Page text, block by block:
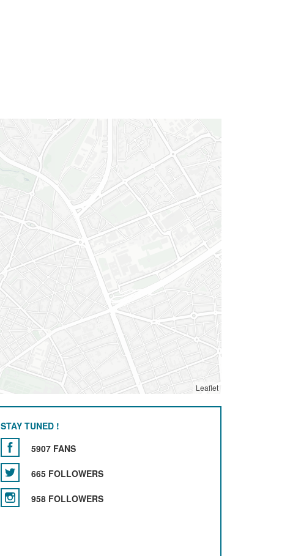
Leaflet
STAY TUNED !
5907 FANS
665 FOLLOWERS
958 FOLLOWERS